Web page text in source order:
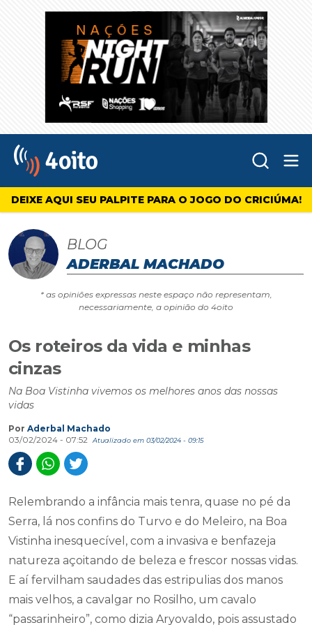
4oito
DEIXE AQUI SEU PALPITE PARA O JOGO DO CRICIÚMA!
BLOG
ADERBAL MACHADO
* as opiniões expressas neste espaço não representam,
necessariamente, a opinião do 4oito
Os roteiros da vida e minhas
cinzas
Na Boa Vistinha vivemos os melhores anos das nossas
vidas
Por Aderbal Machado
03/02/2024 - 07:52
Atualizado em 03/02/2024 - 09:15
Relembrando a infância mais tenra, quase no pé da
Serra, lá nos confins do Turvo e do Meleiro, na Boa
Vistinha inesquecível, com a invasiva e benfazeja
natureza açoitando de beleza e frescor nossas vidas.
E aí fervilham saudades das estripulias dos manos
mais velhos, a cavalgar no Rosilho, um cavalo
“passarinheiro”, como dizia Aryovaldo, pois assustado